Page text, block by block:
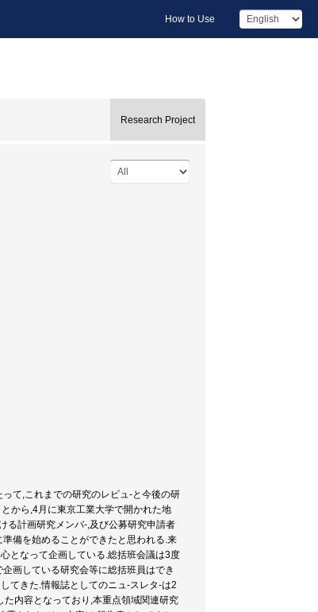
How to Use
Research Project
て,これまでの研究のレビュ-と今後の研
から,4月に東京工業大学で開かれた地
る計画研究メンバ-,及び公募研究申請者
備を始めることができたと思われる.来
となって企画している.総括班会議は3度
画している研究会等に総括班員はでき
てきた.情報誌としてのニュ-スレタ-は2
内容となっており,本重点領域関連研究